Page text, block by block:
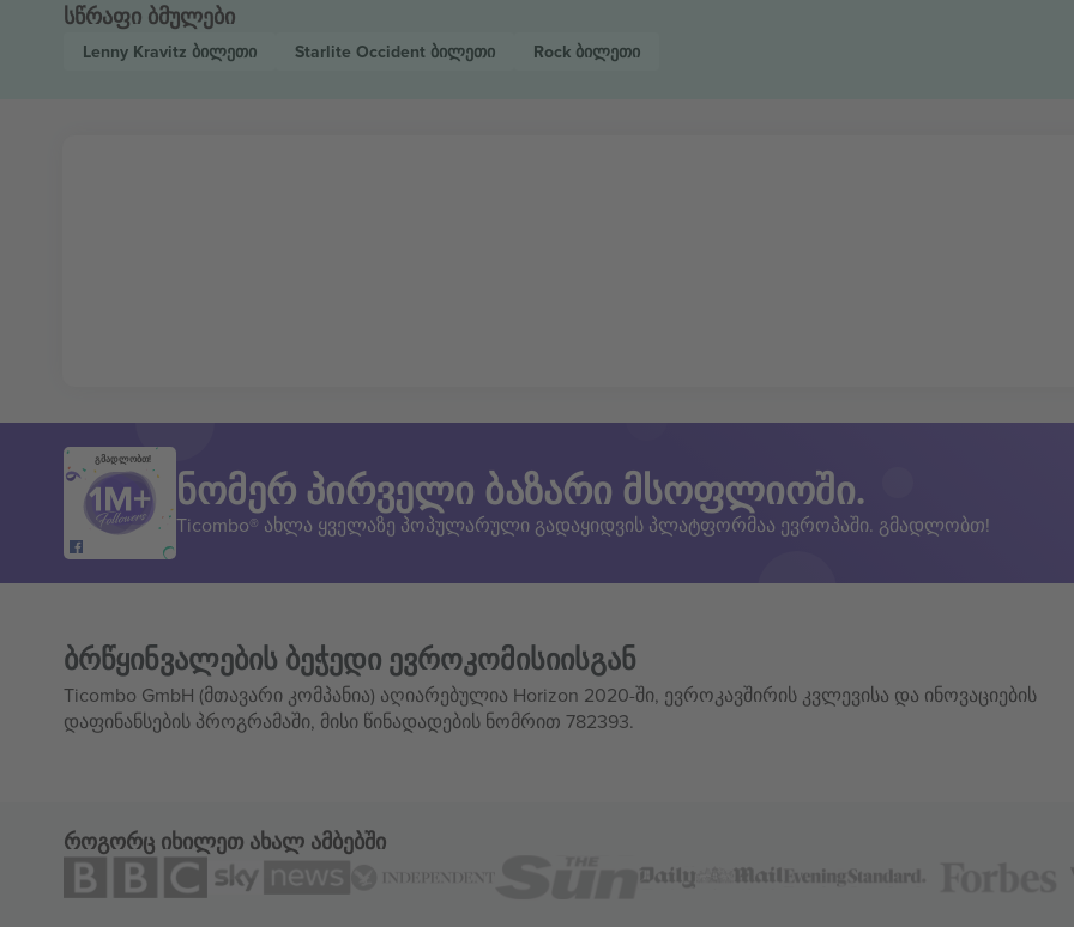
სწრაფი ბმულები
Lenny Kravitz ბილეთი Starlite Occident ბილეთი Rock ბილეთი
გმადლობთ!
ნომერ პირველი ბაზარი მსოფლიოში.
Ticombo® ახლა ყველაზე პოპულარული გადაყიდვის პლატფორმაა ევროპაში. გმადლობთ!
ბრწყინვალების ბეჭედი ევროკომისიისგან
Ticombo GmbH (მთავარი კომპანია) აღიარებულია Horizon 2020-ში, ევროკავშირის კვლევისა და ინოვაციების
დაფინანსების პროგრამაში, მისი წინადადების ნომრით 782393.
როგორც იხილეთ ახალ ამბებში